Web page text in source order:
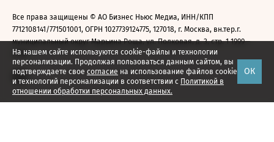
На нашем сайте используются cookie-файлы и технологии
персонализации. Продолжая пользоваться данным сайтом, вы
подтверждаете свое согласие на использование файлов cookie
и технологий персонализации в соответствии с Политикой в
отношении обработки персональных данных.
ОК
Все права защищены © АО Бизнес Ньюс Медиа, ИНН/КПП
7712108141/771501001, ОГРН 1027739124775, 127018, г. Москва, вн.тер.г.
муниципальный округ Марьина Роща, ул. Полковая, д. 3, стр. 1 1999—
2026